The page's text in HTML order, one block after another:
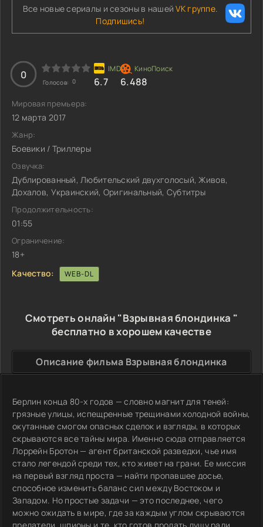
Все новые сериалы и сезоны в нашейVK группе.
Подпишись!
0
Голосов: 0 6.7 6.488
Мировая премьера:
12 марта 2017
Жанр:
Боевики / Триллеры
Озвучка:
Дублированный, Любительский двухголосый, Живов,
Дохалов, Украинский, Оригинальный, Субтитры
Продолжительность:
01:55
Ограничение:
18+
Качество:
WEB-DL
Смотреть онлайн "Взрывная блондинка "
бесплатно в хорошем качестве
Описание фильма Взрывная блондинка
Берлин конца 80-х годов — словно магнит для теней:
грязные улицы, испещренные трещинами холодной войны,
окутанные смогом опасных сделок и взгляды, в которых
скрываются все тайны мира. Именно сюда отправляется
Лоррейн Бротон — агент британской разведки, чье имя
стало легендой среди тех, кто живет на грани. Ее миссия
на первый взгляд проста — найти пропавшее досье,
способное изменить баланс сил между Востоком и
Западом. Но простые задачи — это последнее, чего
можно ожидать в мире, где за каждым углом скрываются